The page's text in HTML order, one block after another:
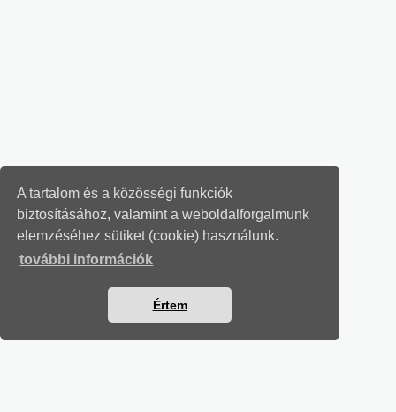
A tartalom és a közösségi funkciók
biztosításához, valamint a weboldalforgalmunk
elemzéséhez sütiket (cookie) használunk.
további információk
Értem